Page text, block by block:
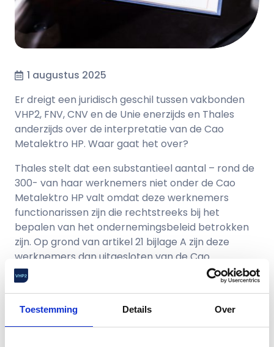
Toestemming Details Over
1 augustus 2025
Er dreigt een juridisch geschil tussen vakbonden
VHP2, FNV, CNV en de Unie enerzijds en Thales
anderzijds over de interpretatie van de Cao
Metalektro HP. Waar gaat het over?
Thales stelt dat een substantieel aantal – rond de
300- van haar werknemers niet onder de Cao
Metalektro HP valt omdat deze werknemers
functionarissen zijn die rechtstreeks bij het
bepalen van het ondernemingsbeleid betrokken
zijn. Op grond van artikel 21 bijlage A zijn deze
werknemers dan uitgesloten van de Cao
Metalektro HP. De VHP2 en de andere betrokken
vakbonden stellen dat het niet zo kan zijn dat al
van ondernemingsbeleid betrokken kunnen zijn en
dat Thales daarmee de HP-Cao ontduikt. Omdat